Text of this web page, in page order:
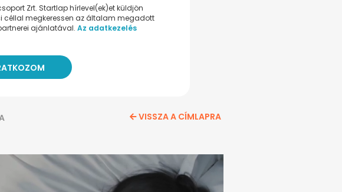
Zrt. Startlap hírlevel(ek)et küldjön
céllal megkeressen az általam megadott
ajánlatával. Az adatkezelés
VISSZA A CÍMLAPRA